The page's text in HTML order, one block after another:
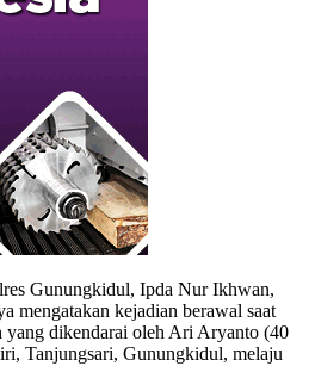
Gunungkidul, Ipda Nur Ikhwan,
mengatakan kejadian berawal saat
yang dikendarai oleh Ari Aryanto (40
Tanjungsari, Gunungkidul, melaju